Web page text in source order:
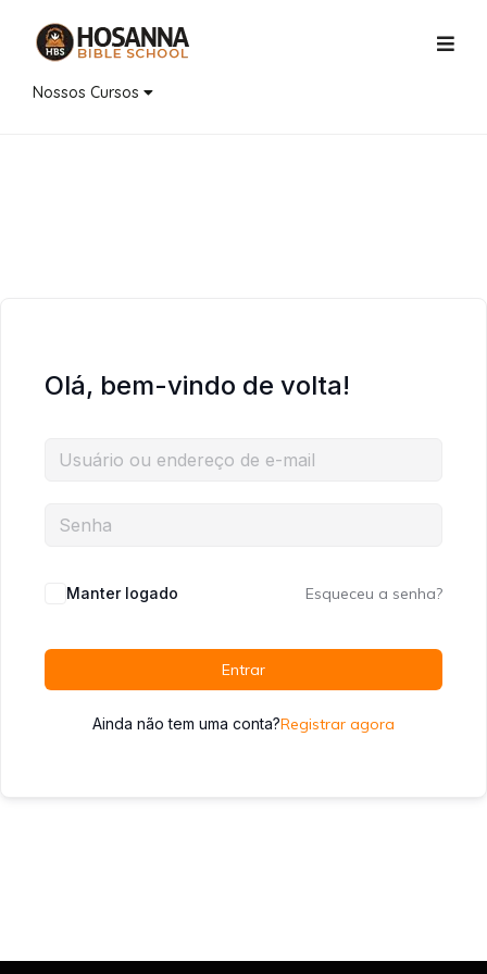
Nossos Cursos
Olá, bem-vindo de volta!
Manter logado Esqueceu a senha?
Entrar
Ainda não tem uma conta?Registrar agora